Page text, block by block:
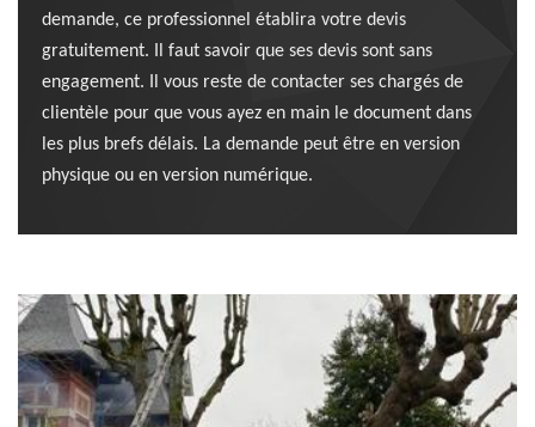
demande, ce professionnel établira votre devis
gratuitement. Il faut savoir que ses devis sont sans
engagement. Il vous reste de contacter ses chargés de
clientèle pour que vous ayez en main le document dans
les plus brefs délais. La demande peut être en version
physique ou en version numérique.